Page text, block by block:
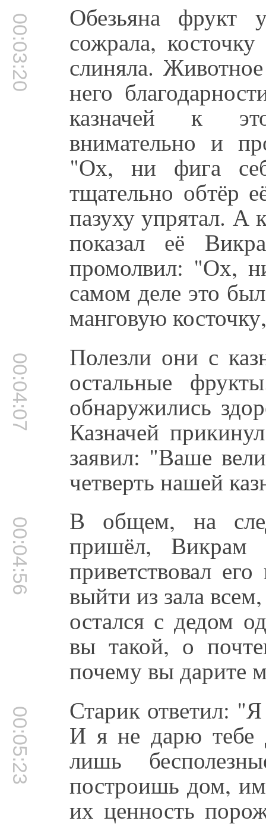
00:03:20 Обезьяна фрукт
сожрала,
слиняла.
него
казначей к
внимательно и
"Ох, ни фига
тщательно обтёр
пазуху упрятал. А
показал её
промолвил: "Ох,
самом деле это
манговую
00:04:07 Полезли они с
остальные
обнаружились
Казначей
заявил: "Ваше
четверть нашей
00:04:56 В общем, на
пришёл, Викрам
приветствовал
выйти из зала
остался с дедом
вы такой, о
почему вы дарите
00:05:23 Старик ответил:
И я не дарю тебе
лишь
построишь дом,
их ценность